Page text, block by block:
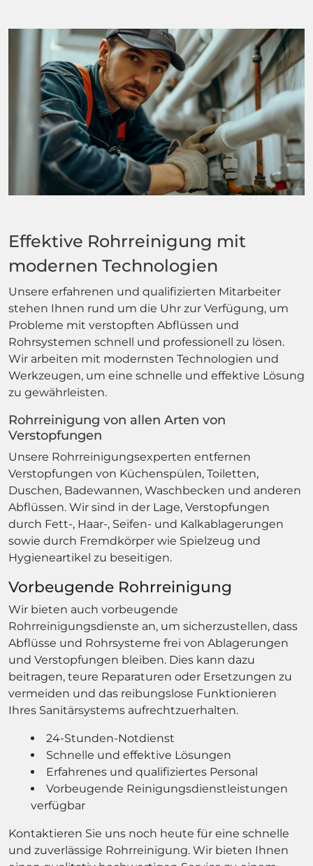
Effektive Rohrreinigung mit
modernen Technologien
Unsere erfahrenen und qualifizierten Mitarbeiter
stehen Ihnen rund um die Uhr zur Verfügung, um
Probleme mit verstopften Abflüssen und
Rohrsystemen schnell und professionell zu lösen.
Wir arbeiten mit modernsten Technologien und
Werkzeugen, um eine schnelle und effektive Lösung
zu gewährleisten.
Rohrreinigung von allen Arten von
Verstopfungen
Unsere Rohrreinigungsexperten entfernen
Verstopfungen von Küchenspülen, Toiletten,
Duschen, Badewannen, Waschbecken und anderen
Abflüssen. Wir sind in der Lage, Verstopfungen
durch Fett-, Haar-, Seifen- und Kalkablagerungen
sowie durch Fremdkörper wie Spielzeug und
Hygieneartikel zu beseitigen.
Vorbeugende Rohrreinigung
Wir bieten auch vorbeugende
Rohrreinigungsdienste an, um sicherzustellen, dass
Abflüsse und Rohrsysteme frei von Ablagerungen
und Verstopfungen bleiben. Dies kann dazu
beitragen, teure Reparaturen oder Ersetzungen zu
vermeiden und das reibungslose Funktionieren
Ihres Sanitärsystems aufrechtzuerhalten.
24-Stunden-Notdienst
Schnelle und effektive Lösungen
Erfahrenes und qualifiziertes Personal
Vorbeugende Reinigungsdienstleistungen
verfügbar
Kontaktieren Sie uns noch heute für eine schnelle
und zuverlässige Rohrreinigung. Wir bieten Ihnen